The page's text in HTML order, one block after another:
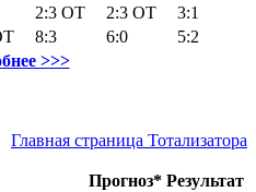
2:3 ОТ 2:3 ОТ
3:1
8:3 6:0
5:2
>>>
Главная страница Тотализатора
Прогноз* Результат